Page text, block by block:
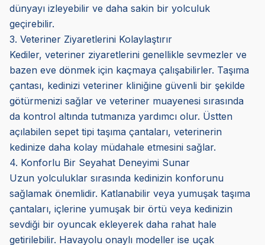
dünyayı izleyebilir ve daha sakin bir yolculuk
geçirebilir.
3. Veteriner Ziyaretlerini Kolaylaştırır
Kediler, veteriner ziyaretlerini genellikle sevmezler ve
bazen eve dönmek için kaçmaya çalışabilirler. Taşıma
çantası, kedinizi veteriner kliniğine güvenli bir şekilde
götürmenizi sağlar ve veteriner muayenesi sırasında
da kontrol altında tutmanıza yardımcı olur. Üstten
açılabilen sepet tipi taşıma çantaları, veterinerin
kedinize daha kolay müdahale etmesini sağlar.
4. Konforlu Bir Seyahat Deneyimi Sunar
Uzun yolculuklar sırasında kedinizin konforunu
sağlamak önemlidir. Katlanabilir veya yumuşak taşıma
çantaları, içlerine yumuşak bir örtü veya kedinizin
sevdiği bir oyuncak ekleyerek daha rahat hale
getirilebilir. Havayolu onaylı modeller ise uçak